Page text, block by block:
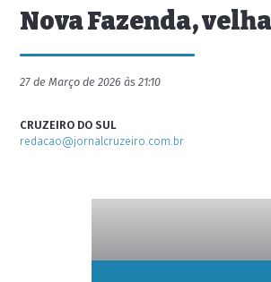
Nova Fazenda,
27 de Março de 2026 às 21:10
CRUZEIRO DO SUL
redacao@jornalcruzeiro.com.br